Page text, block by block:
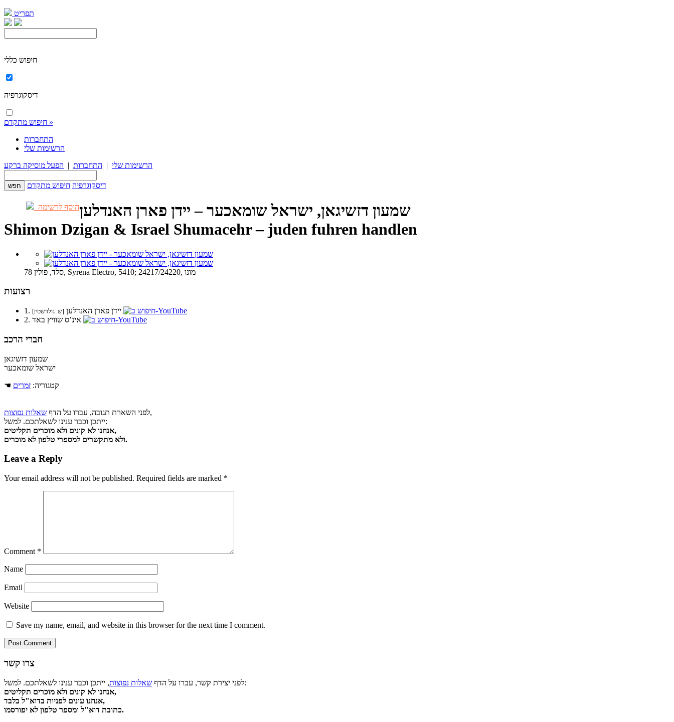
תפריט
חיפוש כללי
חיפוש מתקדם »
התחברות
הרשימות שלי
הרשימות שלי | התחברות | הפעל מוסיקה ברקע
דיסקוגרפיה חיפוש מתקדם
הוסף לרשימהשמעון דזשיגאן, ישראל שומאכער – יידן פארן האנדלען
Shimon Dzigan & Israel Shumacehr – juden fuhren handlen
78 סלד, פולין, Syrena Electro, 5410; 24217/24220, מונו
רצועות
1. יידן פארן האנדלען [ש. גולדשטין]
חברי הרכב
שמעון דזשיגאן
ישראל שומאכער
☚ קטגוריה: זמרים
לפני השארת תגובה, עברו על הדף שאלות נפוצות
,
ייתכן וכבר ענינו לשאלתכם. למשל:
אנחנו לא קונים ולא מוכרים תקליטים,
ולא מתקשרים למספרי טלפון לא מוכרים.
Leave a Reply
Your email address will not be published. Required fields are marked *
Comment *
Name
Email
Website
Save my name, email, and website in this browser for the next time I comment.
צרו קשר
לפני יצירת קשר, עברו על הדף שאלות נפוצות
, ייתכן וכבר ענינו לשאלתכם. למשל:
אנחנו לא קונים ולא מוכרים תקליטים,
אנחנו עונים לפניות בדוא"ל בלבד,
כתובת דוא"ל ומספר טלפון לא יפורסמו.